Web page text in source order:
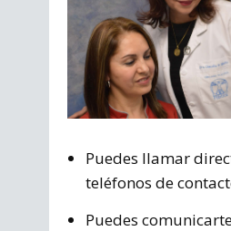
Puedes llamar
teléfonos de
Puedes